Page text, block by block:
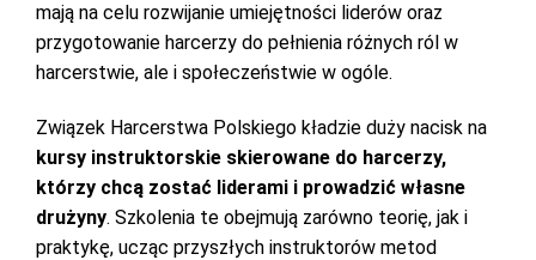
mają na celu rozwijanie umiejętności liderów oraz
przygotowanie harcerzy do pełnienia różnych ról w
harcerstwie, ale i społeczeństwie w ogóle.
Związek Harcerstwa Polskiego kładzie duży nacisk na
kursy instruktorskie skierowane do harcerzy,
którzy chcą zostać liderami i prowadzić własne
drużyny. Szkolenia te obejmują zarówno teorię, jak i
praktykę, ucząc przyszłych instruktorów metod